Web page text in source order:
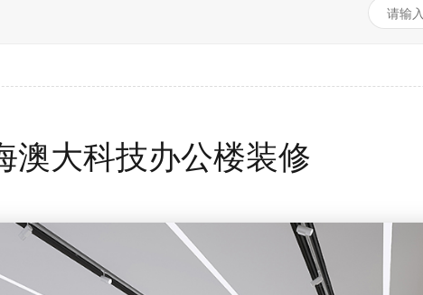
澳大科技办公楼装修